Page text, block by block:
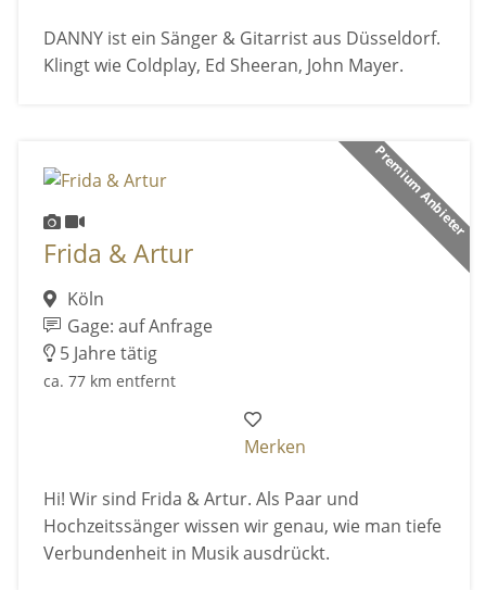
DANNY ist ein Sänger & Gitarrist aus Düsseldorf.
Klingt wie Coldplay, Ed Sheeran, John Mayer.
Premium Anbieter
Frida & Artur
Köln
Gage: auf Anfrage
5 Jahre tätig
ca. 77 km entfernt
Merken
Hi! Wir sind Frida & Artur. Als Paar und
Hochzeitssänger wissen wir genau, wie man tiefe
Verbundenheit in Musik ausdrückt.